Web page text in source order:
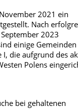
2021 ein
Nach
2023
einige
I, die aufgrund des
Polens
bei gehaltenen